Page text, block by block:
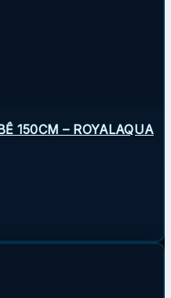
150CM – ROYALAQUA